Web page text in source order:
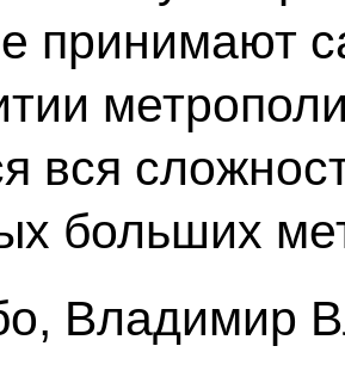
принимают
вся
больших
Владимир